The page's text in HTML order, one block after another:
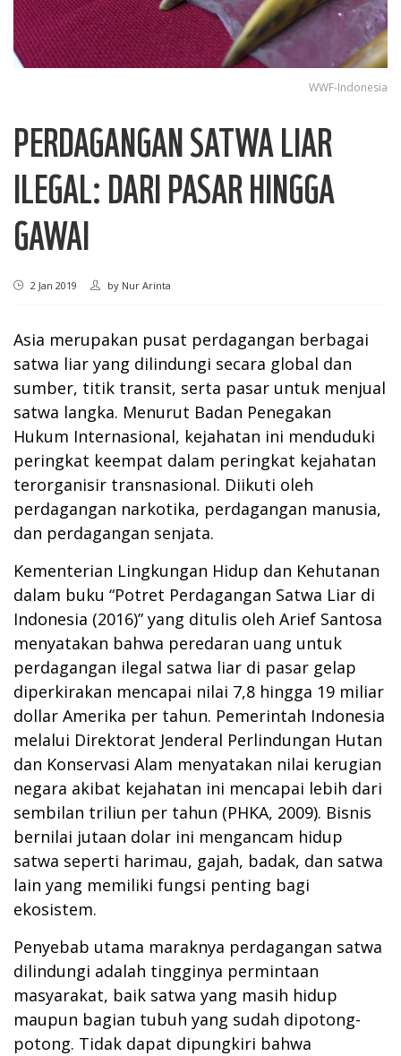
WWF-Indonesia
PERDAGANGAN SATWA LIAR
ILEGAL: DARI PASAR HINGGA
GAWAI
2 Jan 2019 by Nur Arinta
Asia merupakan pusat perdagangan berbagai
satwa liar yang dilindungi secara global dan
sumber, titik transit, serta pasar untuk menjual
satwa langka. Menurut Badan Penegakan
Hukum Internasional, kejahatan ini menduduki
peringkat keempat dalam peringkat kejahatan
terorganisir transnasional. Diikuti oleh
perdagangan narkotika, perdagangan manusia,
dan perdagangan senjata.
Kementerian Lingkungan Hidup dan Kehutanan
dalam buku “Potret Perdagangan Satwa Liar di
Indonesia (2016)” yang ditulis oleh Arief Santosa
menyatakan bahwa peredaran uang untuk
perdagangan ilegal satwa liar di pasar gelap
diperkirakan mencapai nilai 7,8 hingga 19 miliar
dollar Amerika per tahun. Pemerintah Indonesia
melalui Direktorat Jenderal Perlindungan Hutan
dan Konservasi Alam menyatakan nilai kerugian
negara akibat kejahatan ini mencapai lebih dari
sembilan triliun per tahun (PHKA, 2009). Bisnis
bernilai jutaan dolar ini mengancam hidup
satwa seperti harimau, gajah, badak, dan satwa
lain yang memiliki fungsi penting bagi
ekosistem.
Penyebab utama maraknya perdagangan satwa
dilindungi adalah tingginya permintaan
masyarakat, baik satwa yang masih hidup
maupun bagian tubuh yang sudah dipotong-
potong. Tidak dapat dipungkiri bahwa